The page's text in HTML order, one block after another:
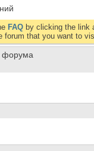
FAQ by clicking the link
that you want to